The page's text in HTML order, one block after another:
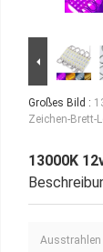
Großes Bild :
Zeichen-Brett-
13000K
Ausstrahlen